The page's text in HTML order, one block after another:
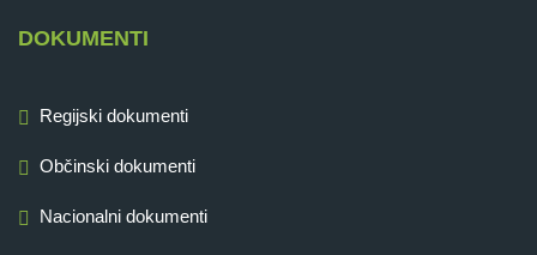
DOKUMENTI
Regijski dokumenti
Občinski dokumenti
Nacionalni dokumenti